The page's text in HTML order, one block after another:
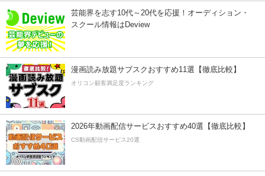
芸能界を志す10代～20代を応援！オーディション・
スクール情報はDeview
漫画読み放題サブスクおすすめ11選【徹底比較】
オリコン顧客満足度ランキング
2026年動画配信サービスおすすめ40選【徹底比較】
CS動画配信サービス20選